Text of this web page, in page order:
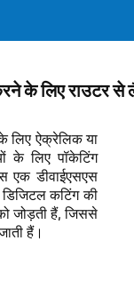
के लिए राउटर से
लिए ऐक्रेलिक या
के लिए पॉकेटिंग
एक डीवाईएसएस
कटिंग की
जोड़ती हैं, जिससे
हैं।